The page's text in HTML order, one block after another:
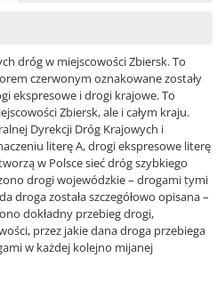
dróg w miejscowości Zbiersk. To
czerwonym oznakowane zostały
ekspresowe i drogi krajowe. To
Zbiersk, ale i całym kraju.
Dyrekcji Dróg Krajowych i
literę A, drogi ekspresowe literę
w Polsce sieć dróg szybkiego
drogi wojewódzkie – drogami tymi
droga została szczegółowo opisana –
dokładny przebieg drogi,
przez jakie dana droga przebiega
w każdej kolejno mijanej